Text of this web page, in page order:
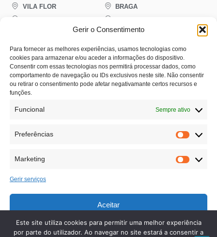
Gerir o Consentimento
Para fornecer as melhores experiências, usamos tecnologias como
cookies para armazenar e/ou aceder a informações do dispositivo.
Consentir com essas tecnologias nos permitirá processar dados, como
comportamento de navegação ou IDs exclusivos neste site. Não consentir
ou retirar o consentimento pode afetar negativamante certos recursos e
funções.
Funcional Sempre ativo
Preferências
Marketing
Gerir serviços
Aceitar
Negar
VILA FLOR
BRAGA
VINHAIS
Informações
RUA DA IGREJA, 1 5350-432 VILARES DA
VILARIÇA
geral@audiotrade.pt
+351 933 884 204
Copyright © 2023 AUDIOTRADE - COMÉRCIO DE APARELHOS AUDITIVOS,
Todos os direitos reservados.
Este site utiliza cookies para permitir uma melhor experiência
por parte do utilizador. Ao navegar no site estará a consentir a